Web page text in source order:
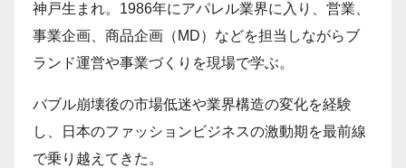
神戸生まれ。1986年にアパレル業界に入り、営業、
事業企画、商品企画（MD）などを担当しながらブ
ランド運営や事業づくりを現場で学ぶ。
バブル崩壊後の市場低迷や業界構造の変化を経験
し、日本のファッションビジネスの激動期を最前線
で乗り越えてきた。